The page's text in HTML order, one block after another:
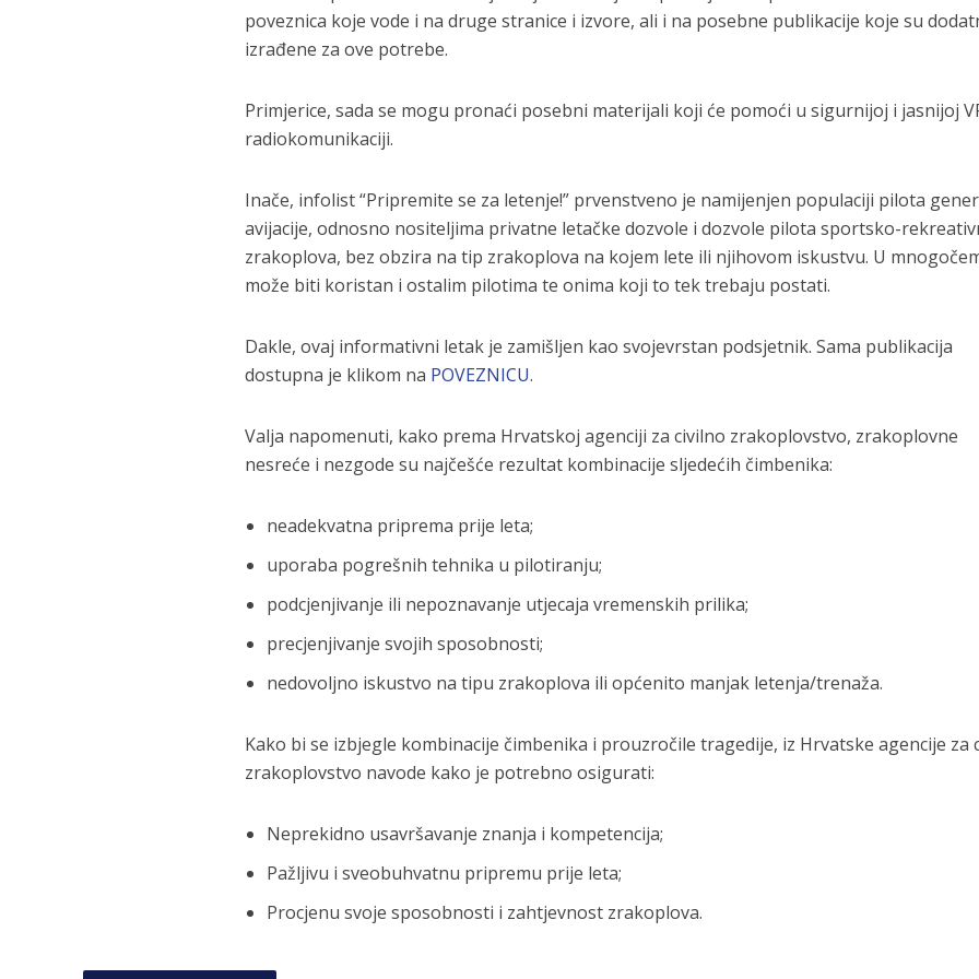
poveznica koje vode i na druge stranice i izvore, ali i na posebne publikacije koje su
izrađene za ove potrebe.
Primjerice, sada se mogu pronaći posebni materijali koji će pomoći u sigurnijoj i jasnijoj
radiokomunikaciji.
Inače, infolist “Pripremite se za letenje!” prvenstveno je namijenjen populaciji pilota
avijacije, odnosno nositeljima privatne letačke dozvole i dozvole pilota sportsko-
zrakoplova, bez obzira na tip zrakoplova na kojem lete ili njihovom iskustvu. U
može biti koristan i ostalim pilotima te onima koji to tek trebaju postati.
Dakle, ovaj informativni letak je zamišljen kao svojevrstan podsjetnik. Sama publikacija
dostupna je klikom na POVEZNICU.
Valja napomenuti, kako prema Hrvatskoj agenciji za civilno zrakoplovstvo, zrakoplovne
nesreće i nezgode su najčešće rezultat kombinacije sljedećih čimbenika:
neadekvatna priprema prije leta;
uporaba pogrešnih tehnika u pilotiranju;
podcjenjivanje ili nepoznavanje utjecaja vremenskih prilika;
precjenjivanje svojih sposobnosti;
nedovoljno iskustvo na tipu zrakoplova ili općenito manjak letenja/trenaža.
Kako bi se izbjegle kombinacije čimbenika i prouzročile tragedije, iz Hrvatske agencije za
zrakoplovstvo navode kako je potrebno osigurati:
Neprekidno usavršavanje znanja i kompetencija;
Pažljivu i sveobuhvatnu pripremu prije leta;
Procjenu svoje sposobnosti i zahtjevnost zrakoplova.